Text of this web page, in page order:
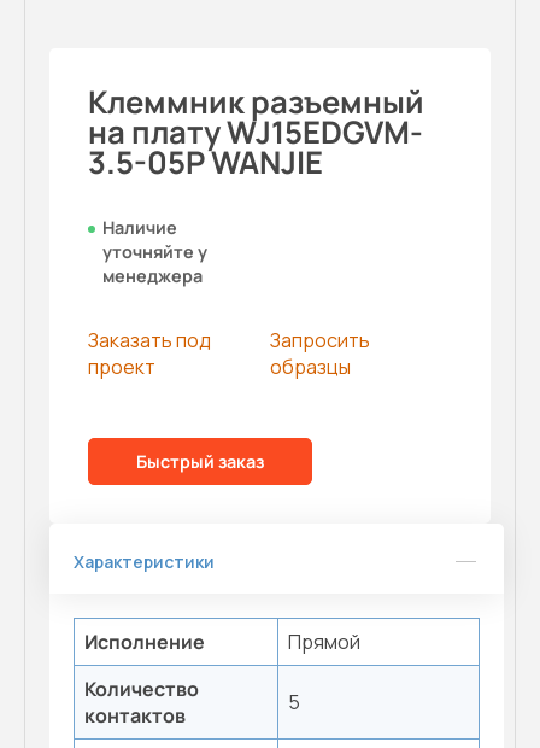
Клеммник разъемный
на плату WJ15EDGVM-
3.5-05P WANJIE
Наличие
уточняйте у
менеджера
Заказать под
проект
Запросить
образцы
Быстрый заказ
Характеристики
Исполнение
Прямой
Количество
контактов
5